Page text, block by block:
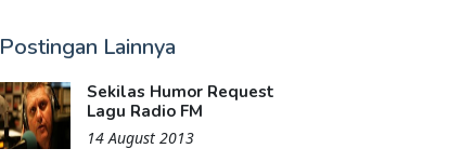
Postingan Lainnya
Sekilas Humor Request
Lagu Radio FM
14 August 2013